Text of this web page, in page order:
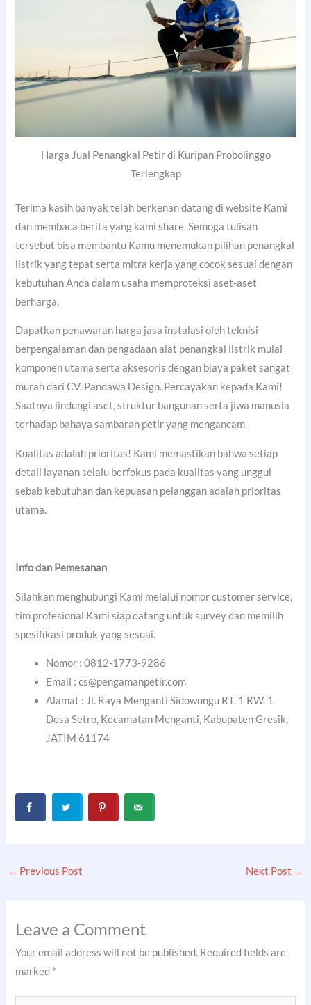
Harga Jual Penangkal Petir di Kuripan Probolinggo
Terlengkap
Terima kasih banyak telah berkenan datang di website Kami
dan membaca berita yang kami share. Semoga tulisan
tersebut bisa membantu Kamu menemukan pilihan penangkal
listrik yang tepat serta mitra kerja yang cocok sesuai dengan
kebutuhan Anda dalam usaha memproteksi aset-aset
berharga.
Dapatkan penawaran harga jasa instalasi oleh teknisi
berpengalaman dan pengadaan alat penangkal listrik mulai
komponen utama serta aksesoris dengan biaya paket sangat
murah dari CV. Pandawa Design. Percayakan kepada Kami!
Saatnya lindungi aset, struktur bangunan serta jiwa manusia
terhadap bahaya sambaran petir yang mengancam.
Kualitas adalah prioritas! Kami memastikan bahwa setiap
detail layanan selalu berfokus pada kualitas yang unggul
sebab kebutuhan dan kepuasan pelanggan adalah prioritas
utama.
Info dan Pemesanan
Silahkan menghubungi Kami melalui nomor customer service,
tim profesional Kami siap datang untuk survey dan memilih
spesifikasi produk yang sesuai.
Nomor : 0812-1773-9286
Email : cs@pengamanpetir.com
Alamat : Jl. Raya Menganti Sidowungu RT. 1 RW. 1
Desa Setro, Kecamatan Menganti, Kabupaten Gresik,
JATIM 61174
← Previous Post Next Post →
Leave a Comment
Your email address will not be published. Required fields are
marked *